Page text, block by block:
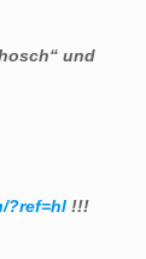
und
?ref=hl!!!